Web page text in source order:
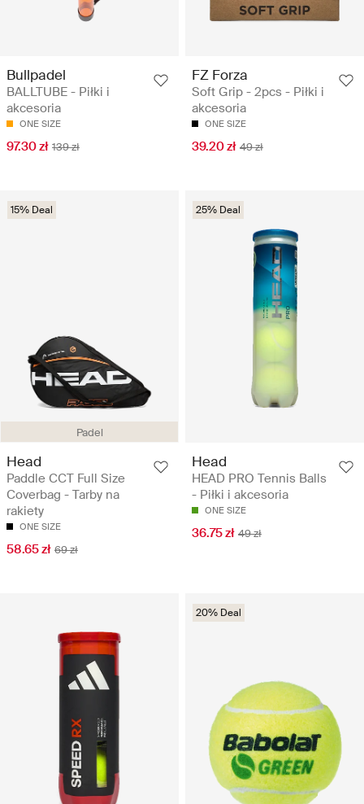
Bullpadel
BALLTUBE - Piłki i
akcesoria
ONE SIZE
97.30 zł 139 zł
FZ Forza
Soft Grip - 2pcs - Piłki i
akcesoria
ONE SIZE
39.20 zł 49 zł
Padel
15% Deal
Head
Paddle CCT Full Size
Coverbag - Tarby na
rakiety
ONE SIZE
58.65 zł 69 zł
25% Deal
Head
HEAD PRO Tennis Balls
- Piłki i akcesoria
ONE SIZE
36.75 zł 49 zł
20% Deal